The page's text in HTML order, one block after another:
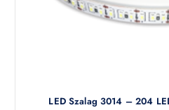
LED Szalag 3014 – 204